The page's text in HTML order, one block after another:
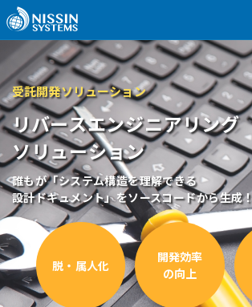
受託開発ソリューション
リバースエンジニアリング
ソリューション
誰もが「システム構造を理解できる
設計ドキュメント」をソースコードから生成！
脱・属人化
開発効率
の向上